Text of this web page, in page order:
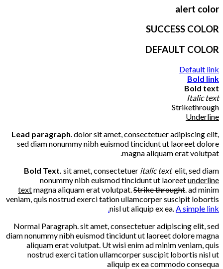
alert color
SUCCESS COLOR
DEFAULT COLOR
Default link
Bold link
Bold text
Italic text
Strikethrough
Underline
Lead paragraph . dolor sit amet, consectetuer adipiscing elit,
sed diam nonummy nibh euismod tincidunt ut laoreet dolore
magna aliquam erat volutpat.
Bold Text. sit amet, consectetuer italic text elit, sed diam
nonummy nibh euismod tincidunt ut laoreetunderline
textmagna aliquam erat volutpat. Strike throught . ad minim
veniam, quis nostrud exerci tation ullamcorper suscipit lobortis
nisl ut aliquip ex ea. A simple link.
Normal Paragraph. sit amet, consectetuer adipiscing elit, sed
diam nonummy nibh euismod tincidunt ut laoreet dolore magna
aliquam erat volutpat. Ut wisi enim ad minim veniam, quis
nostrud exerci tation ullamcorper suscipit lobortis nisl ut
aliquip ex ea commodo consequa